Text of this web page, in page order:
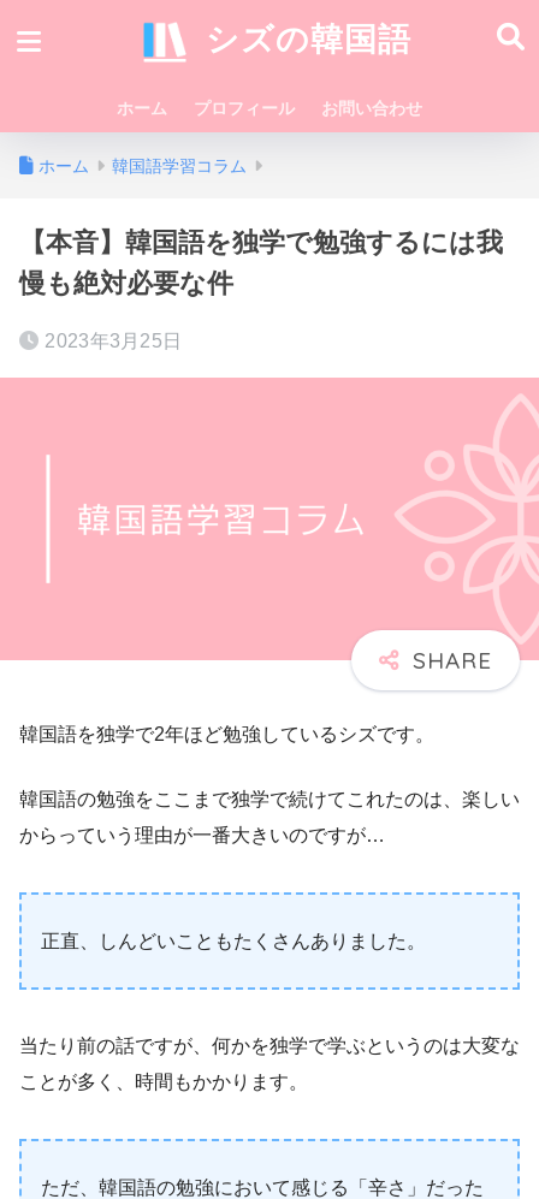
シズの韓国語
ホーム プロフィール お問い合わせ
ホーム 韓国語学習コラム
【本音】韓国語を独学で勉強するには我
慢も絶対必要な件
2023年3月25日
韓国語を独学で2年ほど勉強しているシズです。
韓国語の勉強をここまで独学で続けてこれたのは、楽しい
からっていう理由が一番大きいのですが…
正直、しんどいこともたくさんありました。
当たり前の話ですが、何かを独学で学ぶというのは大変な
ことが多く、時間もかかります。
ただ、韓国語の勉強において感じる「辛さ」だった